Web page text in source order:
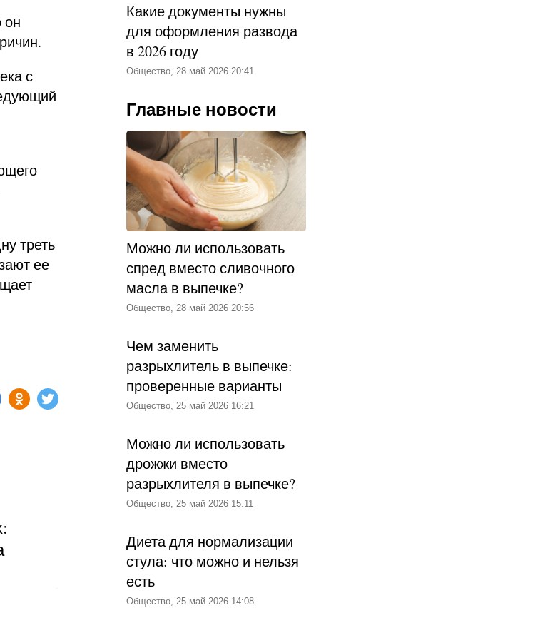
он
с
треть
ее
Какие документы нужны
для оформления развода
в 2026 году
Общество, 28 май 2026 20:41
Главные новости
Можно ли использовать
спред вместо сливочного
масла в выпечке?
Общество, 28 май 2026 20:56
Чем заменить
разрыхлитель в выпечке:
проверенные варианты
Общество, 25 май 2026 16:21
Можно ли использовать
дрожжи вместо
разрыхлителя в выпечке?
Общество, 25 май 2026 15:11
Диета для нормализации
стула: что можно и нельзя
есть
Общество, 25 май 2026 14:08